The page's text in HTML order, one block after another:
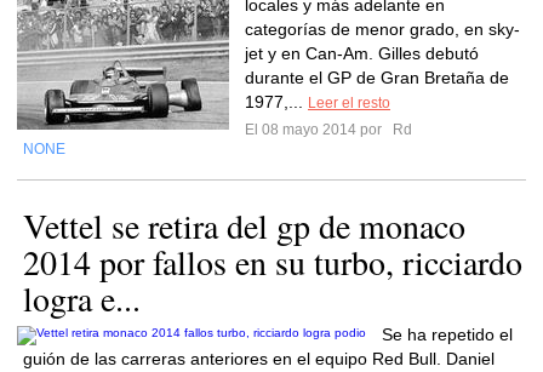
locales y más adelante en
categorías de menor grado, en sky-
jet y en Can-Am. Gilles debutó
durante el GP de Gran Bretaña de
1977,...
Leer el resto
El 08 mayo 2014 por
Rd
NONE
Vettel se retira del gp de monaco
2014 por fallos en su turbo, ricciardo
logra e...
Se ha repetido el
guión de las carreras anteriores en el equipo Red Bull. Daniel